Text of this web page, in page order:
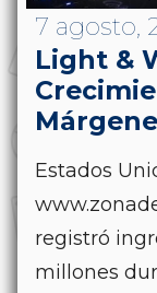
7 agosto,
Light &
Estados
registró
millones